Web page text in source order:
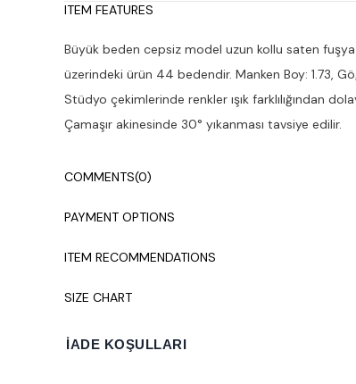
ITEM FEATURES
Büyük beden cepsiz model uzun kollu saten
üzerindeki ürün 44 bedendir. Manken Boy: 1.73,
Stüdyo çekimlerinde renkler ışık farklılığından
Çamaşır akinesinde 30° yıkanması tavsiye edilir.
COMMENTS(0)
PAYMENT OPTIONS
ITEM RECOMMENDATIONS
SIZE CHART
İADE KOŞULLARI